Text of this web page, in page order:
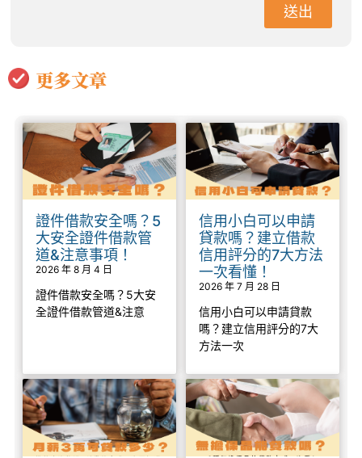
送出
更多文章
證件借款安全嗎？5
大安全證件借款管
道&注意事項！
2026 年 8 月 4 日
證件借款安全嗎？5大安
全證件借款管道&注意
信用小白可以申請
貸款嗎？建立借款
信用評分的7大方法
一次看懂！
2026 年 7 月 28 日
信用小白可以申請貸款
嗎？建立信用評分的7大
方法一次